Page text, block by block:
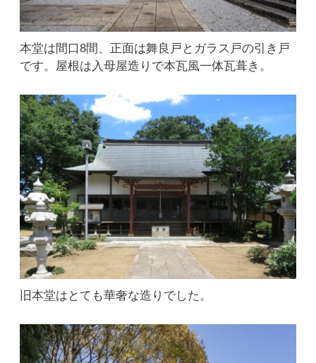
本堂は間口8間、正面は舞良戸とガラス戸の引き戸
です。屋根は入母屋造りで本瓦風一体瓦葺き。
旧本堂はとても華奢な造りでした。